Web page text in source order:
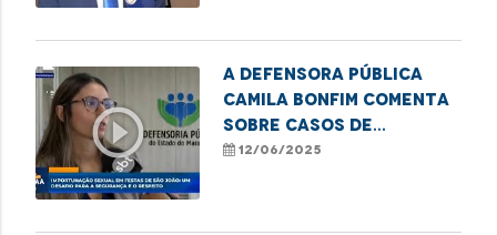
play_circle_outline
A defensora pública
Camila Bonfim comenta
sobre casos de
importunação sexual
12/06/2025